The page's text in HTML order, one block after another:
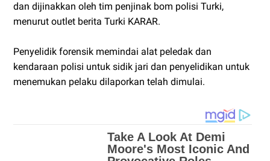
dan dijinakkan oleh tim penjinak bom polisi Turki,
menurut outlet berita Turki KARAR.
Penyelidik forensik memindai alat peledak dan
kendaraan polisi untuk sidik jari dan penyelidikan untuk
menemukan pelaku dilaporkan telah dimulai.